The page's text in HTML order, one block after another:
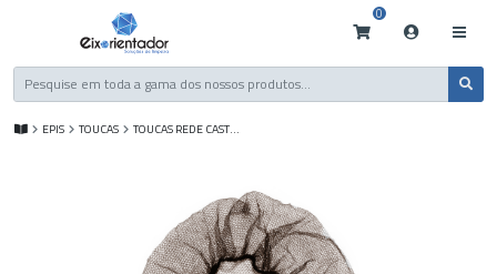
0
EPIS TOUCAS TOUCAS REDE CASTANHA 144UN